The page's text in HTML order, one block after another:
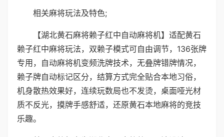
相关麻将玩法及特色;
【湖北黄石麻将赖子红中自动麻将机】适配黄石
赖子红中麻将玩法，双赖子模式可自由调节，136张牌
专用，自动麻将机变频洗牌技术，无叠牌错牌情况，
赖子牌自动标记区分，结算方式完全贴合本地习俗，
机身散热效果好，连续玩数局也不发烫，桌面哑光材
质不反光，摸牌手感舒适，还原黄石本地麻将的竞技
乐趣。